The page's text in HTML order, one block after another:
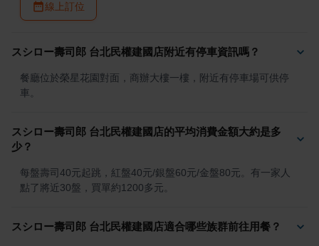
線上訂位
スシロー壽司郎 台北民權建國店附近有停車資訊嗎？
餐廳位於榮星花園對面，商辦大樓一樓，附近有停車場可供停
車。
スシロー壽司郎 台北民權建國店的平均消費金額大約是多
少？
每盤壽司40元起跳，紅盤40元/銀盤60元/金盤80元。有一家人
點了將近30盤，買單約1200多元。
スシロー壽司郎 台北民權建國店適合哪些族群前往用餐？